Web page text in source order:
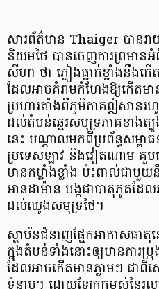
សារព័ត៌មាន Thaiger បាន
និយមថៃ បានចេញការព្រមាន
សីហា ថា ភ្លៀងធ្លាក់ខ្លាំងនឹងក
ដែលអាចគំរាមកំហែងឱ្យកើតមា
ប្រហារតាំងពីភូមិភាគឦសានរ
ដល់តំបន់ឆ្នេរសមុទ្រភាគខាងត្
នេះ បណ្តាលមកពីប្រព័ន្ធសម្ពា
ប្រទេសឡាវ និងវៀតណាម គួ
មានកម្លាំងខ្លាំង ប៉ះពាល់ជាមួ
អានដាម៉ាន បង្កជាបាតុភូតដែ
ដល់ឈូងសមុទ្រថៃ។
ស្ថាប័នជំនាញផ្នែកអាកាសធាតុ
ក្នុងតំបន់ទាំងនោះឲ្យមានការ
ដែលអាចកើតមានភ្លាមៗ ជា